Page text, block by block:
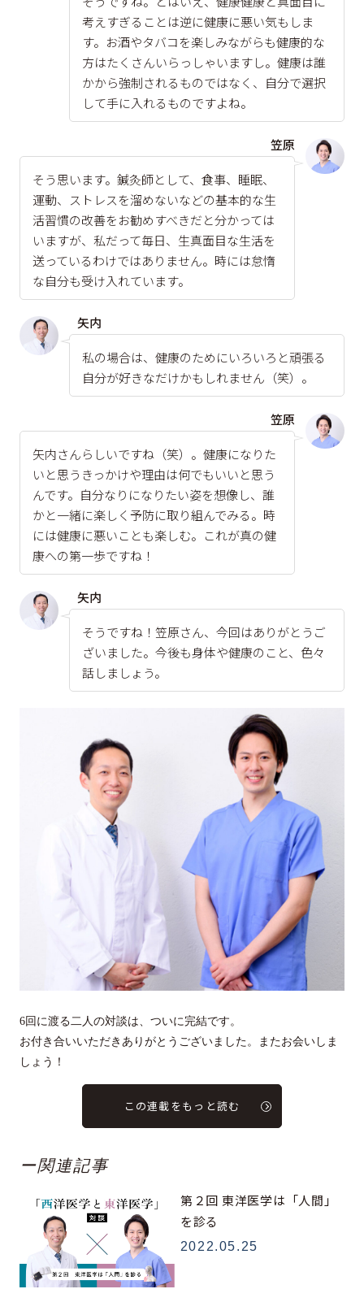
考えすぎることは逆に健康に悪い気もしま
す。お酒やタバコを楽しみながらも健康的な
方はたくさんいらっしゃいますし。健康は誰
かから強制されるものではなく、自分で選択
して手に入れるものですよね。
笠原
そう思います。鍼灸師として、食事、睡眠、
運動、ストレスを溜めないなどの基本的な生
活習慣の改善をお勧めすべきだと分かっては
いますが、私だって毎日、生真面目な生活を
送っているわけではありません。時には怠惰
な自分も受け入れています。
矢内
私の場合は、健康のためにいろいろと頑張る
自分が好きなだけかもしれません（笑）。
笠原
矢内さんらしいですね（笑）。健康になりた
いと思うきっかけや理由は何でもいいと思う
んです。自分なりになりたい姿を想像し、誰
かと一緒に楽しく予防に取り組んでみる。時
には健康に悪いことも楽しむ。これが真の健
康への第一歩ですね！
矢内
そうですね！笠原さん、今回はありがとうご
ざいました。今後も身体や健康のこと、色々
話しましょう。
6回に渡る二人の対談は、ついに完結です。
お付き合いいただきありがとうございました。またお会いしま
しょう！
この連載をもっと読む
ー関連記事
第２回 東洋医学は「人間」
を診る
2022.05.25